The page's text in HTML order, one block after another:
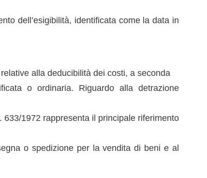
dell’esigibilità, identificata come la data in
alla deducibilità dei costi, a seconda
o ordinaria. Riguardo alla detrazione
633/1972 rappresenta il principale riferimento
o spedizione per la vendita di beni e al